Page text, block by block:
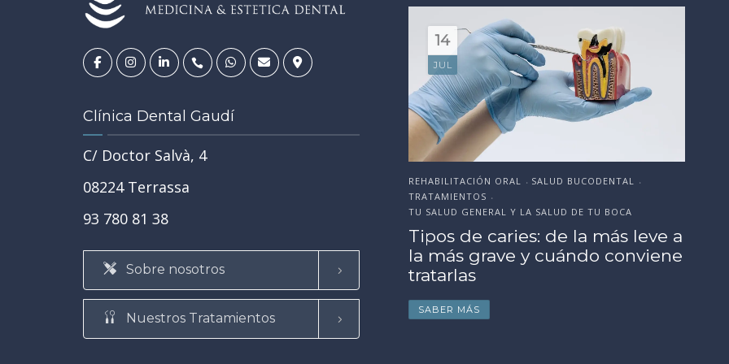
Clínica Dental Gaudí
C/ Doctor Salvà, 4
08224 Terrassa
93 780 81 38
Sobre nosotros
Nuestros Tratamientos
JUL
REHABILITACIÓN ORAL
TRATAMIENTOS
TU SALUD GENERAL Y LA SALUD DE TU BOCA
la más grave y cuándo conviene
tratarlas
18
JUN
ESTÉTICA DENTAL • SALUD BUCODENTAL •
TRATAMIENTOS •
TU SALUD GENERAL Y LA SALUD DE TU BOCA
Cómo preparar tu sonrisa antes
de la boda, evento o
celebración importante
SABER MÁS